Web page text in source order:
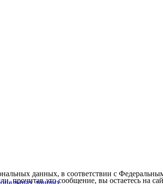
данных, в соответствии с
данных
прочитав это сообщение, вы остаетесь на